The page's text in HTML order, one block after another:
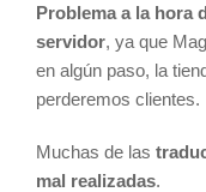
Problema a la hora
servidor, ya que
en algún paso, la
perderemos clientes.
Muchas de las
mal realizadas.